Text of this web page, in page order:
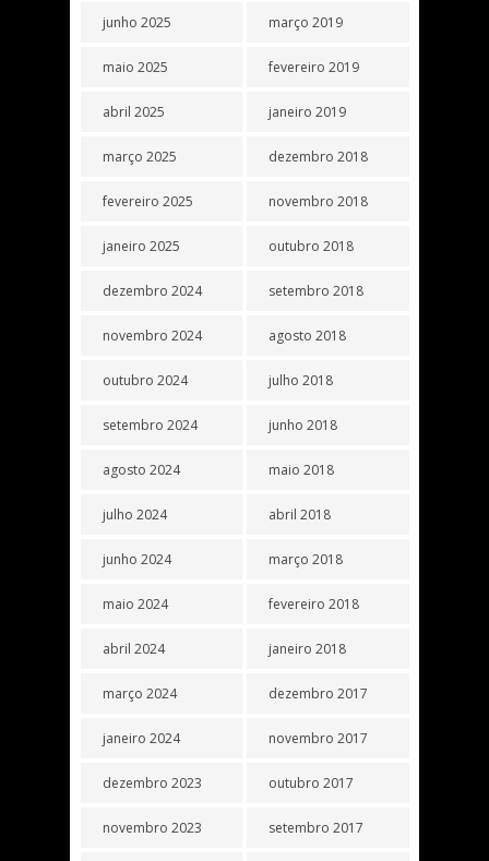
junho 2025
maio 2025
abril 2025
março 2025
fevereiro 2025
janeiro 2025
dezembro 2024
novembro 2024
outubro 2024
setembro 2024
agosto 2024
julho 2024
junho 2024
maio 2024
abril 2024
março 2024
janeiro 2024
dezembro 2023
novembro 2023
março 2019
fevereiro 2019
janeiro 2019
dezembro 2018
novembro 2018
outubro 2018
setembro 2018
agosto 2018
julho 2018
junho 2018
maio 2018
abril 2018
março 2018
fevereiro 2018
janeiro 2018
dezembro 2017
novembro 2017
outubro 2017
setembro 2017